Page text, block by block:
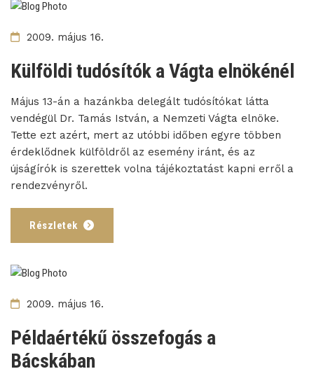
2009. május 16.
Külföldi tudósítók a Vágta elnökénél
Május 13-án a hazánkba delegált tudósítókat látta
vendégül Dr. Tamás István, a Nemzeti Vágta elnöke.
Tette ezt azért, mert az utóbbi időben egyre többen
érdeklődnek külföldről az esemény iránt, és az
újságírók is szerettek volna tájékoztatást kapni erről a
rendezvényről.
Részletek
2009. május 16.
Példaértékű összefogás a
Bácskában